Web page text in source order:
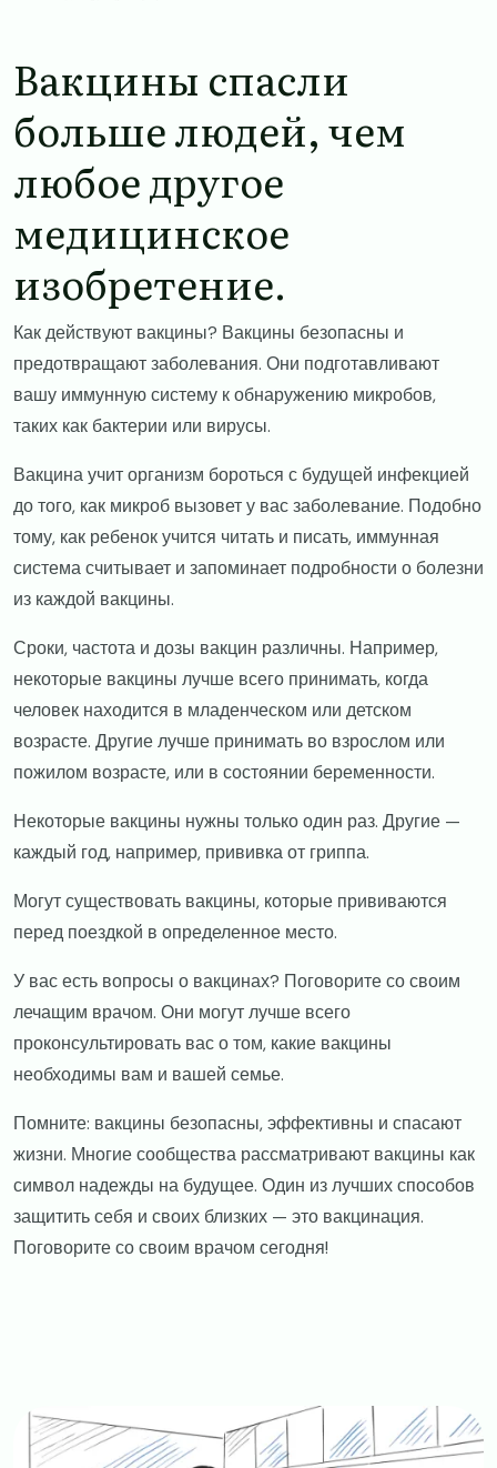
Вакцины спасли
больше людей, чем
любое другое
медицинское
изобретение.
Как действуют вакцины? Вакцины безопасны и
предотвращают заболевания. Они подготавливают
вашу иммунную систему к обнаружению микробов,
таких как бактерии или вирусы.
Вакцина учит организм бороться с будущей инфекцией
до того, как микроб вызовет у вас заболевание. Подобно
тому, как ребенок учится читать и писать, иммунная
система считывает и запоминает подробности о болезни
из каждой вакцины.
Сроки, частота и дозы вакцин различны. Например,
некоторые вакцины лучше всего принимать, когда
человек находится в младенческом или детском
возрасте. Другие лучше принимать во взрослом или
пожилом возрасте, или в состоянии беременности.
Некоторые вакцины нужны только один раз. Другие —
каждый год, например, прививка от гриппа.
Могут существовать вакцины, которые прививаются
перед поездкой в определенное место.
У вас есть вопросы о вакцинах? Поговорите со своим
лечащим врачом. Они могут лучше всего
проконсультировать вас о том, какие вакцины
необходимы вам и вашей семье.
Помните: вакцины безопасны, эффективны и спасают
жизни. Многие сообщества рассматривают вакцины как
символ надежды на будущее. Один из лучших способов
защитить себя и своих близких — это вакцинация.
Поговорите со своим врачом сегодня!
Image